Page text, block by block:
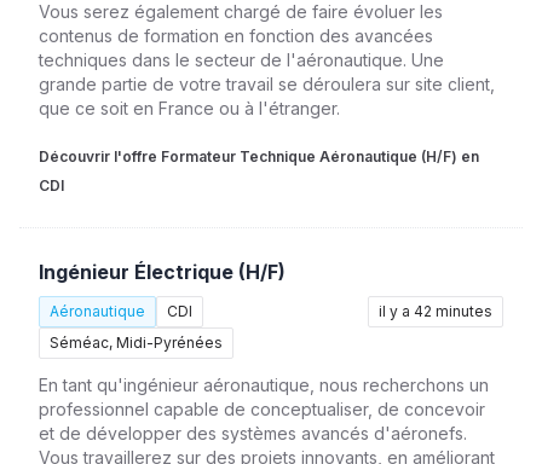
Vous serez également chargé de faire évoluer les
contenus de formation en fonction des avancées
techniques dans le secteur de l'aéronautique. Une
grande partie de votre travail se déroulera sur site client,
que ce soit en France ou à l'étranger.
Découvrir l'offre Formateur Technique Aéronautique (H/F) en
CDI
Ingénieur Électrique (H/F)
Aéronautique
CDI
Séméac, Midi-Pyrénées
il y a 42 minutes
En tant qu'ingénieur aéronautique, nous recherchons un
professionnel capable de conceptualiser, de concevoir
et de développer des systèmes avancés d'aéronefs.
Vous travaillerez sur des projets innovants, en améliorant